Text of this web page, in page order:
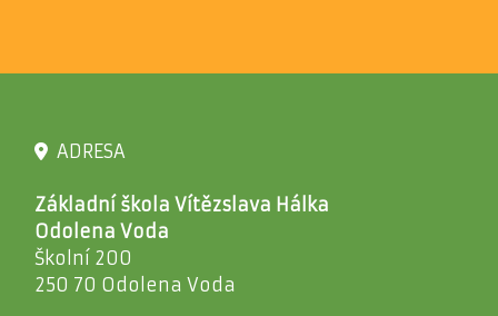
ADRESA
Základní škola Vítězslava Hálka
Odolena Voda
Školní 200
250 70 Odolena Voda